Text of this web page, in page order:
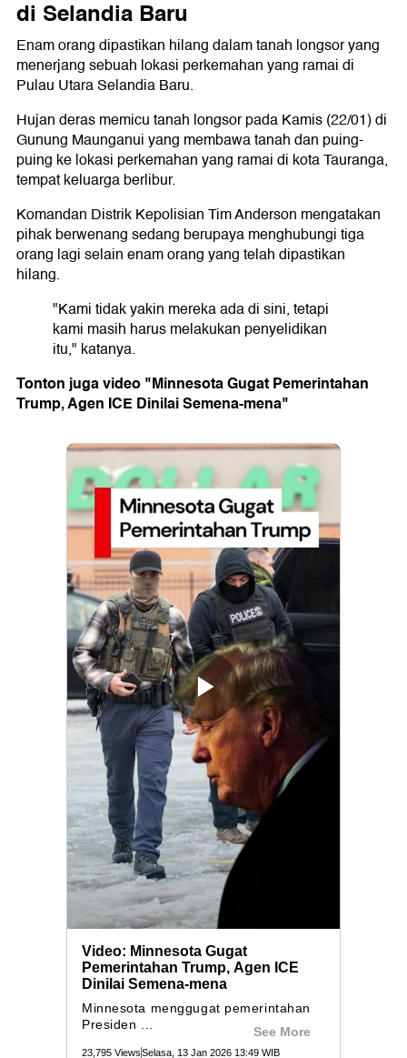
di Selandia Baru
Enam orang dipastikan hilang dalam tanah longsor yang
menerjang sebuah lokasi perkemahan yang ramai di
Pulau Utara Selandia Baru.
Hujan deras memicu tanah longsor pada Kamis (22/01) di
Gunung Maunganui yang membawa tanah dan puing-
puing ke lokasi perkemahan yang ramai di kota Tauranga,
tempat keluarga berlibur.
Komandan Distrik Kepolisian Tim Anderson mengatakan
pihak berwenang sedang berupaya menghubungi tiga
orang lagi selain enam orang yang telah dipastikan
hilang.
"Kami tidak yakin mereka ada di sini, tetapi
kami masih harus melakukan penyelidikan
itu," katanya.
Tonton juga video "Minnesota Gugat Pemerintahan
Trump, Agen ICE Dinilai Semena-mena"